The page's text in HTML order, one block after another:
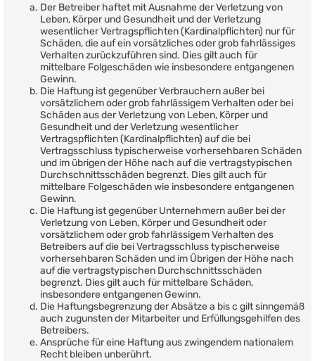
Der Betreiber haftet mit Ausnahme der Verletzung von
Leben, Körper und Gesundheit und der Verletzung
wesentlicher Vertragspflichten (Kardinalpflichten) nur für
Schäden, die auf ein vorsätzliches oder grob fahrlässiges
Verhalten zurückzuführen sind. Dies gilt auch für
mittelbare Folgeschäden wie insbesondere entgangenen
Gewinn.
Die Haftung ist gegenüber Verbrauchern außer bei
vorsätzlichem oder grob fahrlässigem Verhalten oder bei
Schäden aus der Verletzung von Leben, Körper und
Gesundheit und der Verletzung wesentlicher
Vertragspflichten (Kardinalpflichten) auf die bei
Vertragsschluss typischerweise vorhersehbaren Schäden
und im übrigen der Höhe nach auf die vertragstypischen
Durchschnittsschäden begrenzt. Dies gilt auch für
mittelbare Folgeschäden wie insbesondere entgangenen
Gewinn.
Die Haftung ist gegenüber Unternehmern außer bei der
Verletzung von Leben, Körper und Gesundheit oder
vorsätzlichem oder grob fahrlässigem Verhalten des
Betreibers auf die bei Vertragsschluss typischerweise
vorhersehbaren Schäden und im Übrigen der Höhe nach
auf die vertragstypischen Durchschnittsschäden
begrenzt. Dies gilt auch für mittelbare Schäden,
insbesondere entgangenen Gewinn.
Die Haftungsbegrenzung der Absätze a bis c gilt sinngemäß
auch zugunsten der Mitarbeiter und Erfüllungsgehilfen des
Betreibers.
Ansprüche für eine Haftung aus zwingendem nationalem
Recht bleiben unberührt.